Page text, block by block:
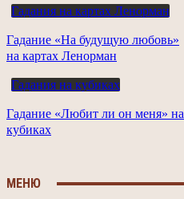
Гадания на картах Ленорман
Гадание «На будущую любовь»
на картах Ленорман
Гадания на кубиках
Гадание «Любит ли он меня» на
кубиках
МЕНЮ